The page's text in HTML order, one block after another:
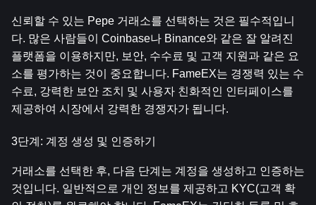
신뢰할 수 있는 Pepe 거래소를 선택하는 것은 필수적입니
다. 많은 사람들이 Coinbase나 Binance와 같은 잘 알려진
플랫폼을 이용하지만, 보안, 수수료 및 고객 지원과 같은 요
소를 평가하는 것이 중요합니다. FameEX는 경쟁력 있는 수
수료, 강력한 보안 조치 및 사용자 친화적인 인터페이스를
제공하여 시장에서 강력한 경쟁자가 됩니다.
3단계: 계정 생성 및 인증하기
거래소를 선택한 후, 다음 단계는 계정을 생성하고 인증하는
것입니다. 일반적으로 개인 정보를 제공하고 KYC(고객 확